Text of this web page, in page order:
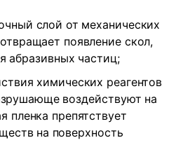
слой от механических
появление скол,
абразивных частиц;
химических реагентов
воздействуют на
пленка препятствует
на поверхность